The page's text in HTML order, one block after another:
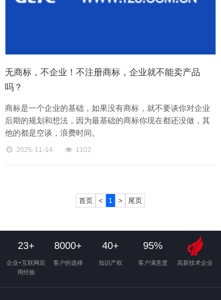
无商标，不企业！不注册商标，企业就不能卖产品
吗？
商标是一个企业的基础，如果没有商标，就不要谈你对企业
后期的规划和想法，因为最基础的商标你现在都还没做，其
他的都是空谈，浪费时间。
2025-11-14 1102
首页 < 1 > 尾页
23+
企业+互联网应
用经验
8000+
客户的选择
40+
知识产权
95%
客户满意度 高新技术企业